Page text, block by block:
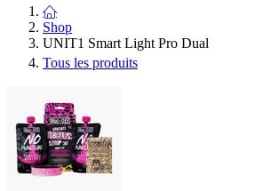
Shop
UNIT1 Smart Light Pro Dual
Tous les produits